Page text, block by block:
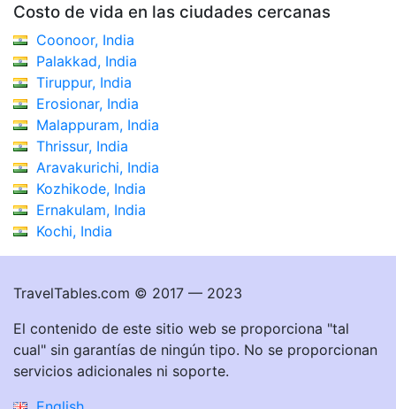
Costo de vida en las ciudades cercanas
Coonoor, India
Palakkad, India
Tiruppur, India
Erosionar, India
Malappuram, India
Thrissur, India
Aravakurichi, India
Kozhikode, India
Ernakulam, India
Kochi, India
TravelTables.com © 2017 — 2023
El contenido de este sitio web se proporciona "tal
cual" sin garantías de ningún tipo. No se proporcionan
servicios adicionales ni soporte.